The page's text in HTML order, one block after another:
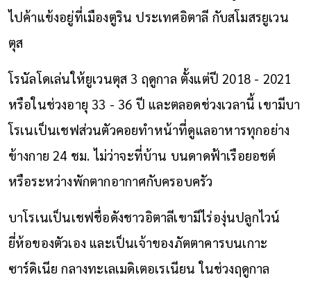
ไปค้าแข้งอยู่ที่เมืองตูริน ประเทศอิตาลี กับสโมสรยูเวน
ตุส
โรนัลโดเล่นให้ยูเวนตุส 3 ฤดูกาล ตั้งแต่ปี 2018 - 2021
หรือในช่วงอายุ 33 - 36 ปี และตลอดช่วงเวลานี้ เขามีบา
โรเนเป็นเชฟส่วนตัวคอยทำหน้าที่ดูแลอาหารทุกอย่าง
ข้างกาย 24 ชม. ไม่ว่าจะที่บ้าน บนดาดฟ้าเรือยอชต์
หรือระหว่างพักตากอากาศกับครอบครัว
บาโรเนเป็นเชฟชื่อดังชาวอิตาลีเขามีไร่องุ่นปลูกไวน์
ยี่ห้อของตัวเอง และเป็นเจ้าของภัตตาคารบนเกาะ
ซาร์ดิเนีย กลางทะเลเมดิเตอเรเนียน ในช่วงฤดูกาล